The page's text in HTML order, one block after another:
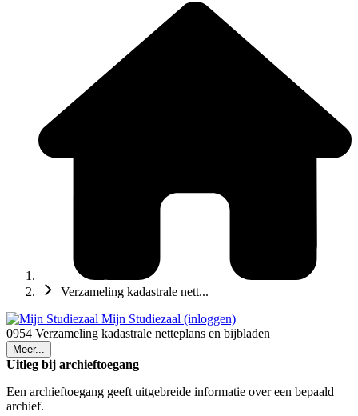
Verzameling kadastrale nett...
Mijn Studiezaal (inloggen)
0954 Verzameling kadastrale netteplans en bijbladen
Meer...
Uitleg bij archieftoegang
Een archieftoegang geeft uitgebreide informatie over een bepaald
archief.